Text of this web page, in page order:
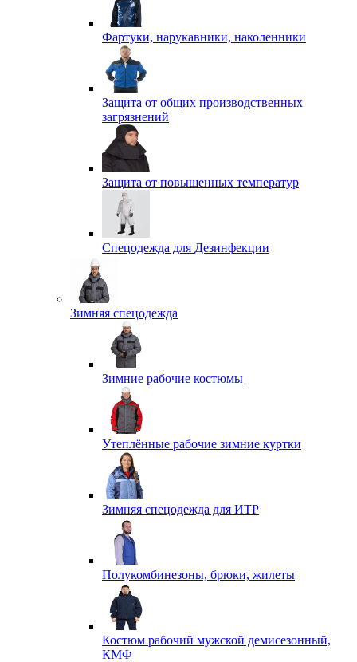
Фартуки, нарукавники, наколенники
Защита от общих производственных
загрязнений
Защита от повышенных температур
Спецодежда для Дезинфекции
Зимняя спецодежда
Зимние рабочие костюмы
Утеплённые рабочие зимние куртки
Зимняя спецодежда для ИТР
Полукомбинезоны, брюки, жилеты
Костюм рабочий мужской демисезонный,
КМФ